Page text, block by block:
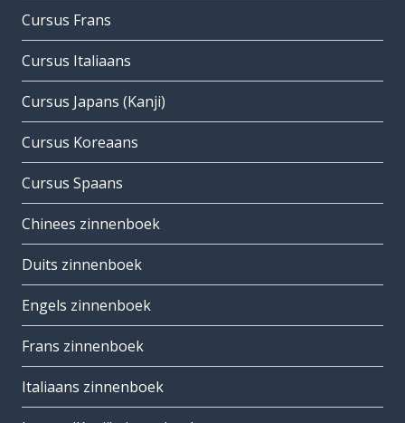
Cursus Frans
Cursus Italiaans
Cursus Japans (Kanji)
Cursus Koreaans
Cursus Spaans
Chinees zinnenboek
Duits zinnenboek
Engels zinnenboek
Frans zinnenboek
Italiaans zinnenboek